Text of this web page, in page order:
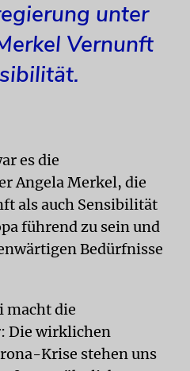
unter
Vernunft
es die
Angela Merkel, die
als auch Sensibilität
führend zu sein und
Bedürfnisse
macht die
Die wirklichen
Krise stehen uns